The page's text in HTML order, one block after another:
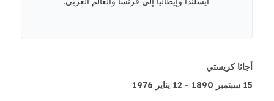
أجاثا كريستي
15 سبتمبر 1890 - 12 يناير 1976